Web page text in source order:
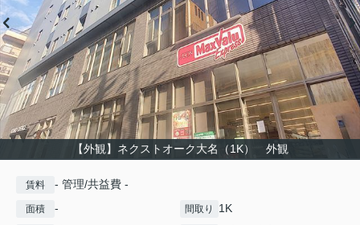
【外観】ネクストオーク大名（1K） 外観
賃料 - 管理/共益費 -
面積 - 間取り 1K